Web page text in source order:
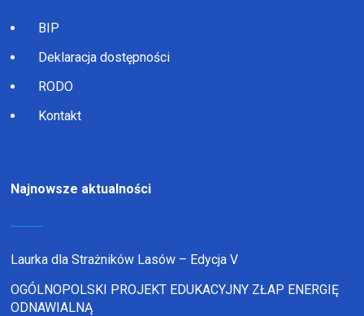
BIP
Deklaracja dostępności
RODO
Kontakt
Najnowsze aktualności
Laurka dla Strażników Lasów – Edycja V
OGÓLNOPOLSKI PROJEKT EDUKACYJNY ZŁAP ENERGIĘ
ODNAWIALNĄ